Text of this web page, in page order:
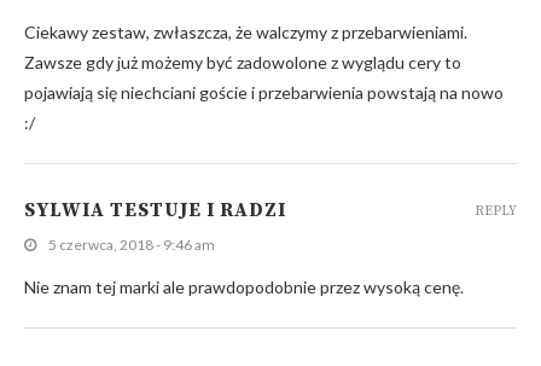
Ciekawy zestaw, zwłaszcza, że walczymy z przebarwieniami.
Zawsze gdy już możemy być zadowolone z wyglądu cery to
pojawiają się niechciani goście i przebarwienia powstają na nowo
:/
SYLWIA TESTUJE I RADZI
5 czerwca, 2018 - 9:46 am
Nie znam tej marki ale prawdopodobnie przez wysoką cenę.
REPLY